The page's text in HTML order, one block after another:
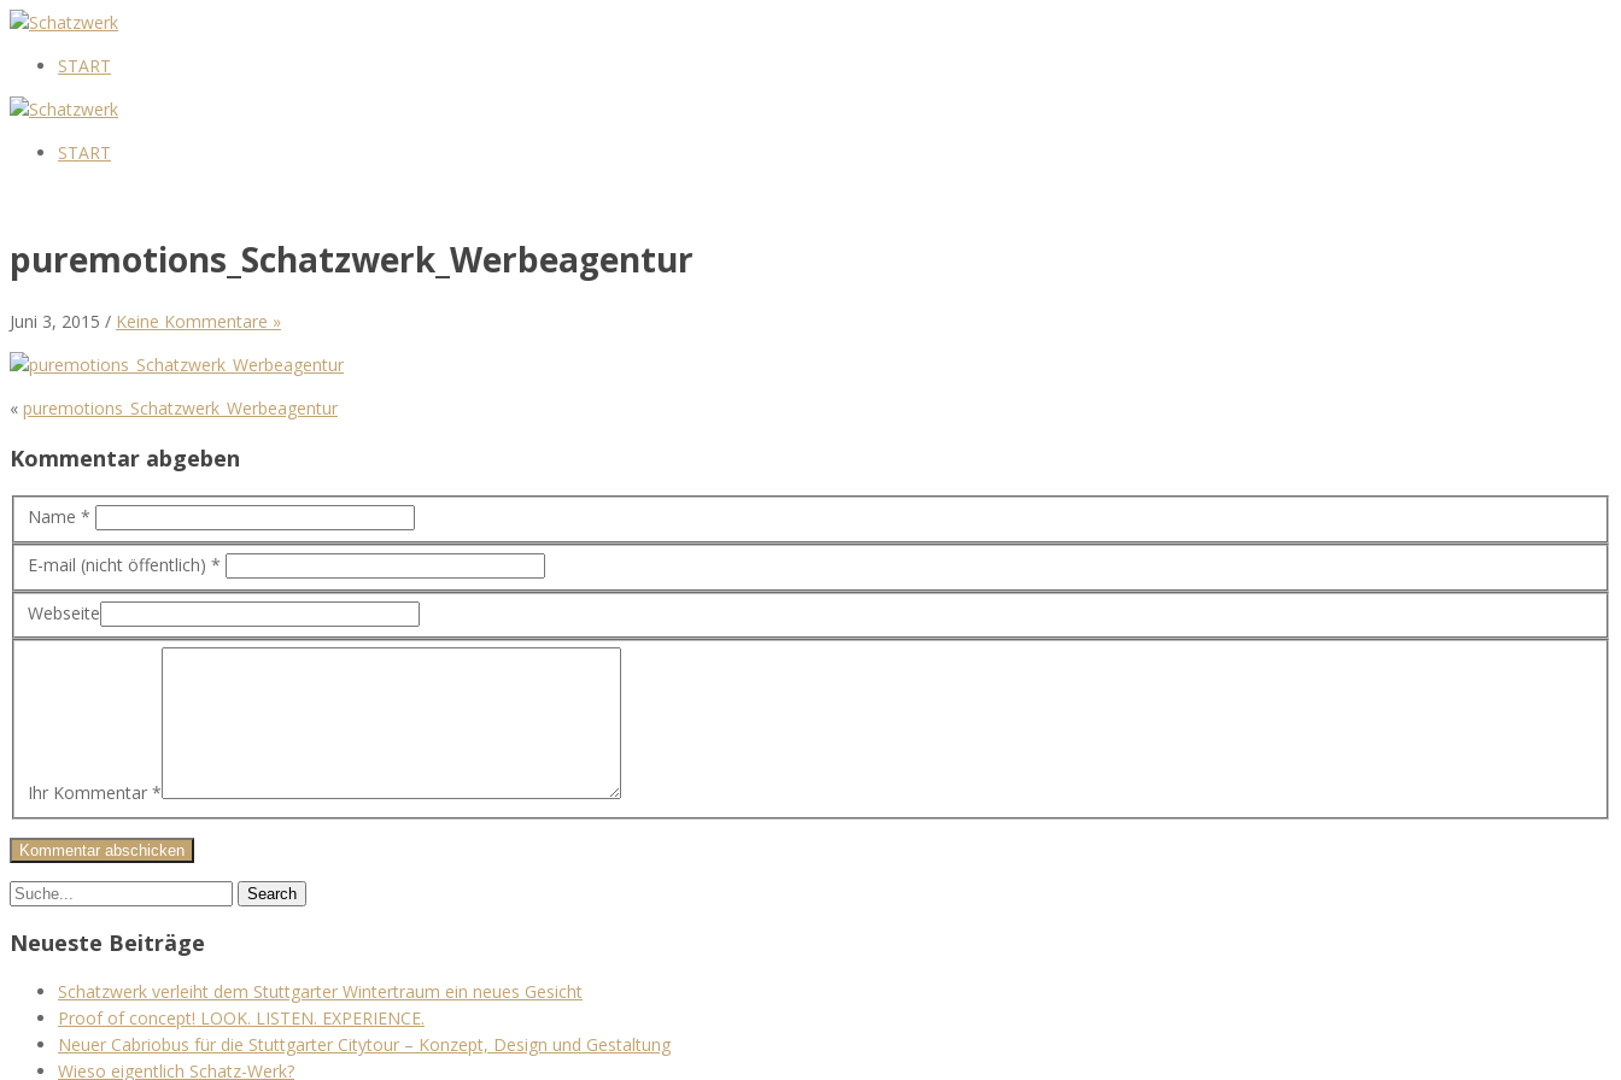
START
START
puremotions_Schatzwerk_Werbeagentur
Juni 3, 2015 / Keine Kommentare »
« puremotions_Schatzwerk_Werbeagentur
Kommentar abgeben
Name *
E-mail (nicht öffentlich) *
Webseite
Ihr Kommentar *
Neueste Beiträge
Schatzwerk verleiht dem Stuttgarter Wintertraum ein neues Gesicht
Proof of concept! LOOK. LISTEN. EXPERIENCE.
Neuer Cabriobus für die Stuttgarter Citytour – Konzept, Design und Gestaltung
Wieso eigentlich Schatz-Werk?